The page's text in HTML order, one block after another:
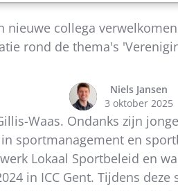
collega
rond de thema's
Niels Jansen
3 oktober 2025
Waas. Ondanks zijn
sportmanagement en
Lokaal Sportbeleid en
in ICC Gent. Tijdens